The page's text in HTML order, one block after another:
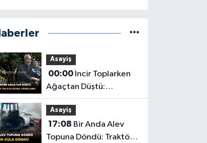
Asayiş
00:00İncir Toplarken
Ağaçtan Düştü:
Karaman'da Son
Yolculuğuna Uğurlandı
Asayiş
17:08
Topuna Döndü: Traktör